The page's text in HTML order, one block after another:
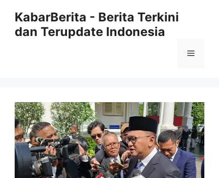
KabarBerita - Berita Terkini
dan Terupdate Indonesia
Menu